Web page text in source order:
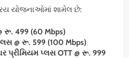
યોજનાઓમાં શામેલ છે:
રૂ. 499 (60 Mbps)
@ રૂ. 599 (100 Mbps)
પ્રીમિયમ પ્લસ OTT @ રૂ. 999